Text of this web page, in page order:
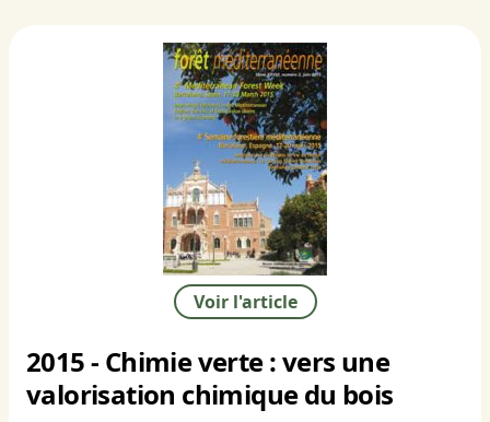
Voir l'article
2015 - Chimie verte : vers une
valorisation chimique du bois